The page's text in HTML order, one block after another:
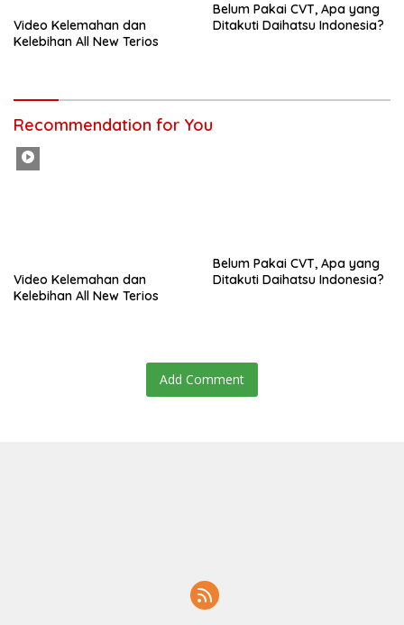
Video Kelemahan dan
Kelebihan All New Terios
Belum Pakai CVT, Apa yang
Ditakuti Daihatsu Indonesia?
Recommendation for You
Video Kelemahan dan
Kelebihan All New Terios
Belum Pakai CVT, Apa yang
Ditakuti Daihatsu Indonesia?
Add Comment